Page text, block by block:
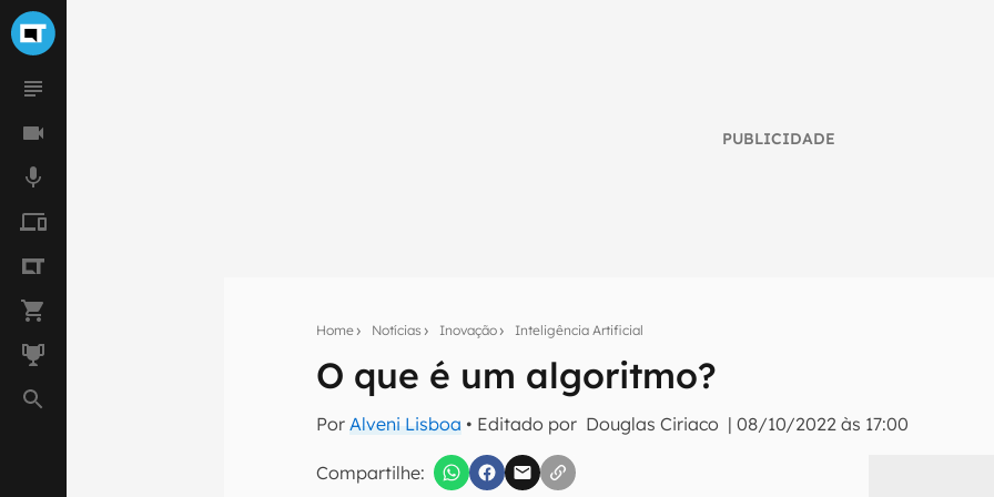
PUBLICIDADE
Home Notícias Inovação Inteligência Artificial
O que é um algoritmo?
PorAlveni Lisboa • Editado por Douglas Ciriaco |08/10/2022 às 17:00
Compartilhe:
Seu resumo inteligente do mundo tech!
Assine a newsletter do Canaltech e receba notícias e reviews sobre tecnologia